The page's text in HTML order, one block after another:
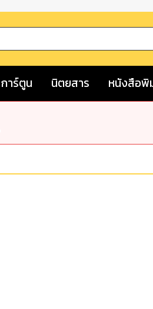
การ์ตูน นิตยสาร หนังสือ